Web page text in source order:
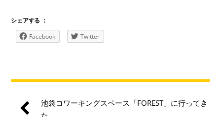
シェアする ：
Facebook
Twitter
池袋コワーキングスペース「FOREST」に行ってき